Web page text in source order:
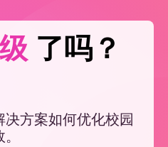
了吗？
方案如何优化校园